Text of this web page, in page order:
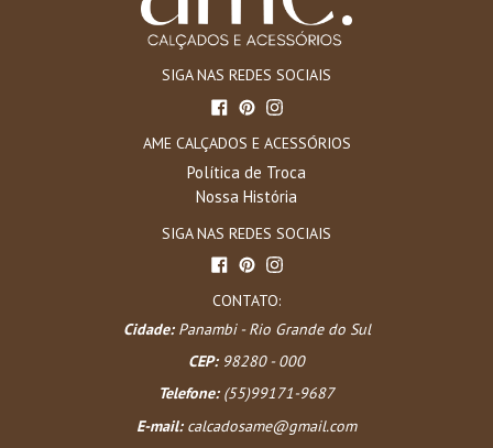
SIGA NAS REDES SOCIAIS
FacebookPinterestInstagram
AME CALÇADOS E ACESSÓRIOS
Política de Troca
Nossa História
SIGA NAS REDES SOCIAIS
FacebookPinterestInstagram
CONTATO:
Cidade:Panambi - Rio Grande do Sul
CEP:98280 - 000
Telefone:(55)99171-9687
E-mail: calcadosame@gmail.com